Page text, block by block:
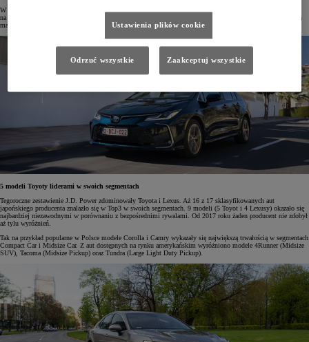
W porównaniu z rokiem ubiegłym Toyota poprawiła swój wynik aż o 21 pkt! Tym samym awansowała
na drugą pozycję – tuż za Lexusem (135 pkt). 147 pkt Toyoty jest najlepszym rezultatem spośród wszystkich
marek popularnych.
5 modeli Toyoty liderami w swoich segmentach
Tegoroczne zestawienie J.D. Power zdominowały Toyota i Lexus. Aż 16 z 17 sklasyfikowanych aut
japońskiego producenta znalazło się w Top3 w swoich segmentach. 9 modeli (5 Toyot i 4 Lexusy) okazało się
najbardziej niezawodnymi w porównaniu z bezpośrednimi rywalami. Od 2017 roku żaden producent nie zdobył
aż tylu wyróżnień.
Tak na przykład popularne w Polsce modele Corolla i Camry wykazały się największą trwałością w segmentach
Compact Car i Midsize Car. Z aut dostępnych na rynku amerykańskim wyróżniono modele 4Runner (Midsize
SUV), Tacoma (Midsize Pickup) oraz Tundra (Large Light Duty Pickup).
Ustawienia plików cookie
Odrzuć wszystkie Zaakceptuj wszystkie